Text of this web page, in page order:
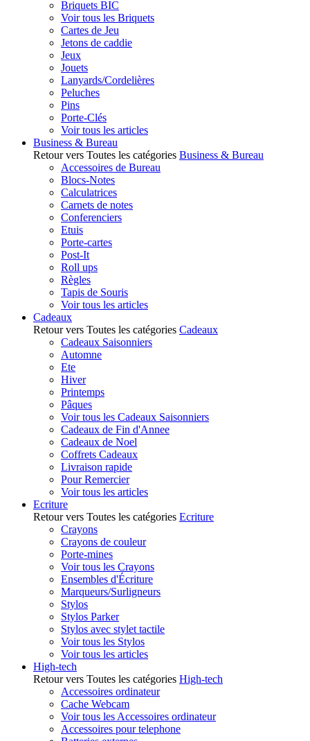
Briquets BIC
Voir tous les Briquets
Cartes de Jeu
Jetons de caddie
Jeux
Jouets
Lanyards/Cordelières
Peluches
Pins
Porte-Clés
Voir tous les articles
Business & Bureau
Retour vers Toutes les catégories Business & Bureau
Accessoires de Bureau
Blocs-Notes
Calculatrices
Carnets de notes
Conferenciers
Etuis
Porte-cartes
Post-It
Roll ups
Règles
Tapis de Souris
Voir tous les articles
Cadeaux
Retour vers Toutes les catégories Cadeaux
Cadeaux Saisonniers
Automne
Ete
Hiver
Printemps
Pâques
Voir tous les Cadeaux Saisonniers
Cadeaux de Fin d'Annee
Cadeaux de Noel
Coffrets Cadeaux
Livraison rapide
Pour Remercier
Voir tous les articles
Ecriture
Retour vers Toutes les catégories Ecriture
Crayons
Crayons de couleur
Porte-mines
Voir tous les Crayons
Ensembles d'Écriture
Marqueurs/Surligneurs
Stylos
Stylos Parker
Stylos avec stylet tactile
Voir tous les Stylos
Voir tous les articles
High-tech
Retour vers Toutes les catégories High-tech
Accessoires ordinateur
Cache Webcam
Voir tous les Accessoires ordinateur
Accessoires pour telephone